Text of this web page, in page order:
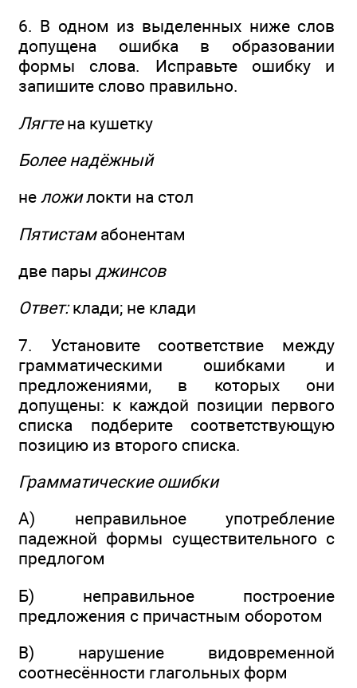
6. В одном из выделенных ниже слов
допущена ошибка в образовании
формы слова. Исправьте ошибку и
запишите слово правильно.
Лягтена кушетку
Более надёжный
не ложилокти на стол
Пятистамабонентам
две пары джинсов
Ответ:клади; не клади
7. Установите соответствие между
грамматическими ошибками и
предложениями, в которых они
допущены: к каждой позиции первого
списка подберите соответствующую
позицию из второго списка.
Грамматические ошибки
A) неправильное употребление
падежной формы существительного с
предлогом
Б) неправильное построение
предложения с причастным оборотом
B) нарушение видовременной
соотнесённости глагольных форм